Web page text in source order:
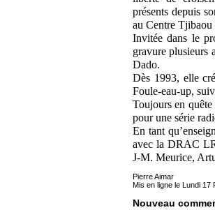
présents depuis
au Centre Tjibaou
Invitée dans le
gravure plusieurs
Dado.
Dès 1993, elle
Foule-eau-up,
Toujours en
pour une série
En tant
avec la DRAC
J-M. Meurice,
Pierre Aimar
Mis en ligne le Lundi 17
Nouveau